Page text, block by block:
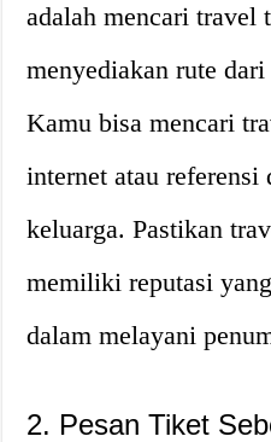
adalah mencari travel
menyediakan rute
Kamu bisa mencari
internet atau referensi
keluarga. Pastikan
memiliki reputasi
dalam melayani
2. Pesan Tiket